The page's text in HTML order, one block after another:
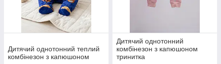
Дитячий однотонний теплий
комбінезон з капюшоном
Дитячий однотонний
комбінезон з капюшоном
тринитка